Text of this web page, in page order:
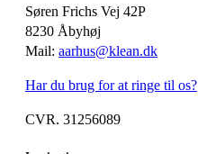
Søren Frichs Vej 42P
8230 Åbyhøj
Mail: aarhus@klean.dk
Har du brug for at ringe til os?
CVR. 31256089